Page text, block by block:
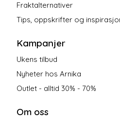
Fraktalternativer
Tips, oppskrifter og
Kampanjer
Ukens tilbud
Nyheter hos Arnika
Outlet - alltid 30% - 70%
Om oss